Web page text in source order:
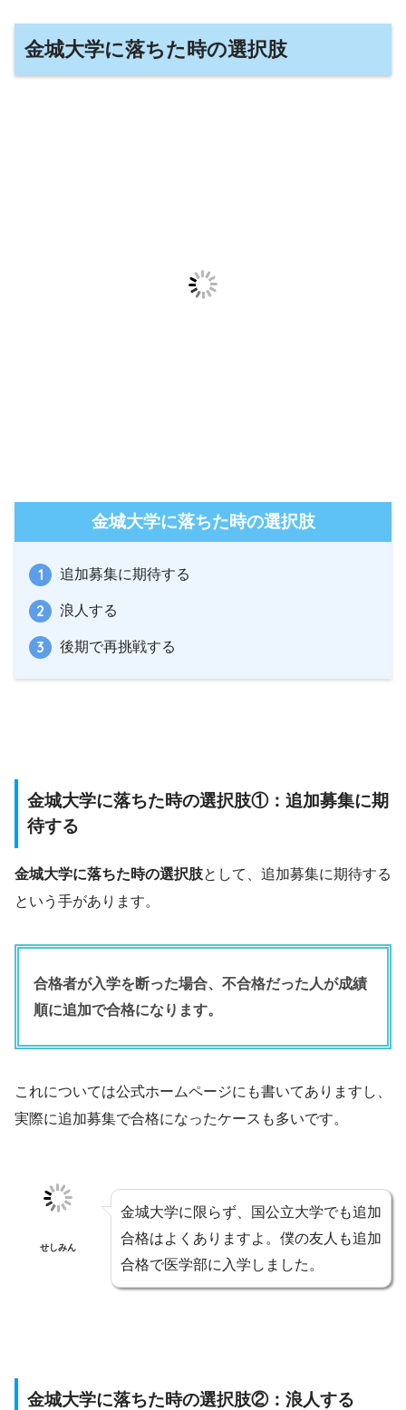
金城大学に落ちた時の選択肢
金城大学に落ちた時の選択肢
追加募集に期待する
浪人する
後期で再挑戦する
金城大学に落ちた時の選択肢①：追加募集に期
待する
金城大学に落ちた時の選択肢として、追加募集に期待する
という手があります。
合格者が入学を断った場合、不合格だった人が成績
順に追加で合格になります。
これについては公式ホームページにも書いてありますし、
実際に追加募集で合格になったケースも多いです。
せしみん
金城大学に限らず、国公立大学でも追加
合格はよくありますよ。僕の友人も追加
合格で医学部に入学しました。
金城大学に落ちた時の選択肢②：浪人する